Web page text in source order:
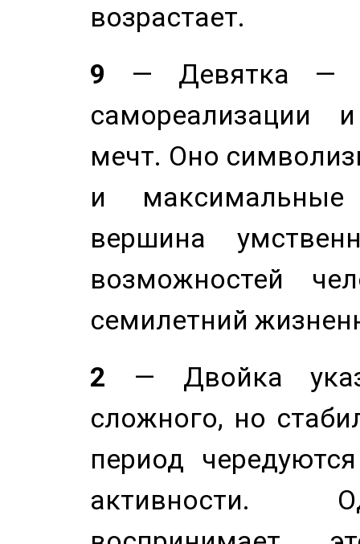
возрастает.
9 — Девятка —
самореализации
мечт. Оно
и
вершина
возможностей
семилетний
2 — Двойка
сложного, но
период
активности.